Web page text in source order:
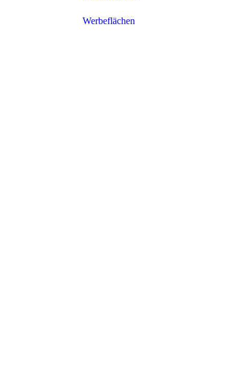
Werbeflächen